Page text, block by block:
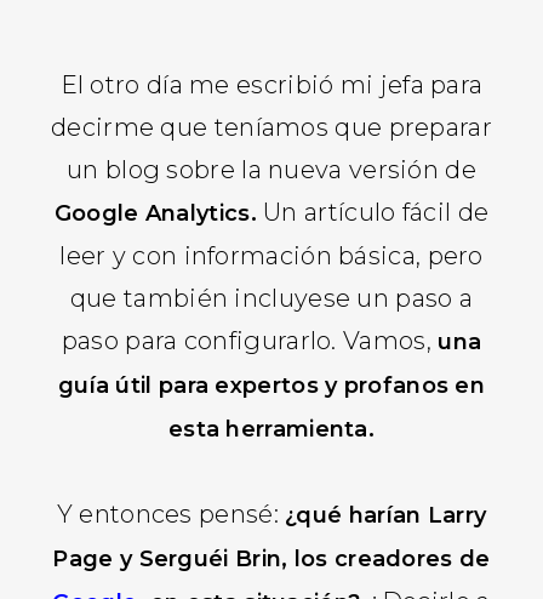
El otro día me escribió mi jefa para
decirme que teníamos que preparar
un blog sobre la nueva versión de
Google Analytics. Un artículo fácil de
leer y con información básica, pero
que también incluyese un paso a
paso para configurarlo. Vamos, una
guía útil para expertos y profanos en
esta herramienta.
Y entonces pensé: ¿qué harían Larry
Page y Serguéi Brin, los creadores de